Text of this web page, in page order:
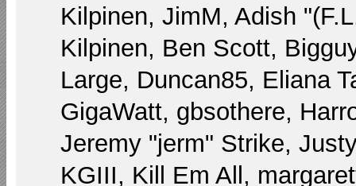
Kilpinen, JimM, Adish
Kilpinen, Ben Scott,
Large, Duncan85, Eliana
GigaWatt, gbsothere,
Jeremy "jerm" Strike,
KGIII, Kill Em All,